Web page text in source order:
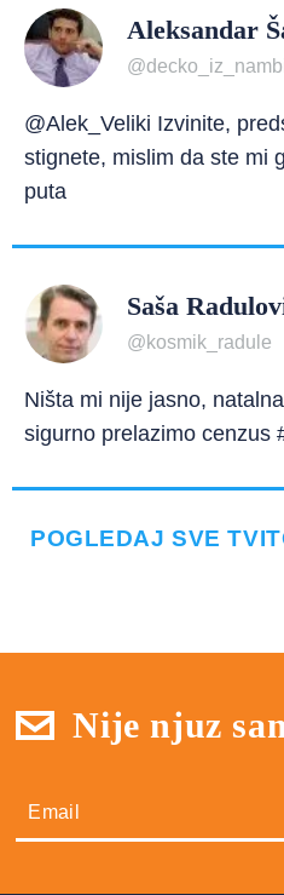
Aleksandar
@Alek_Veliki Izvinite,
stignete, mislim da ste mi
puta
Saša
@kosmik_radule
Ništa mi nije jasno,
sigurno prelazimo cenzus
POGLEDAJ SVE
Nije njuz